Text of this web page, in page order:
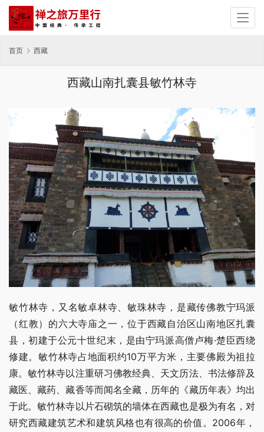
首页 西藏
西藏山南扎囊县敏竹林寺
敏竹林寺，又名敏卓林寺、敏珠林寺，是藏传佛教宁玛派
（红教）的六大寺庙之一，位于西藏自治区山南地区扎囊
县，初建于公元十世纪末，是由宁玛派高僧卢梅·楚臣西绕
修建。敏竹林寺占地面积约10万平方米，主要佛殿为祖拉
康。敏竹林寺以注重研习佛教经典、天文历法、书法修辞及
藏医、藏药、藏香等而闻名全藏，历年的《藏历年表》均出
于此。敏竹林寺以片石砌筑的墙体在西藏也是极为有名，对
研究西藏建筑艺术和建筑风格也有很高的价值。2006年，